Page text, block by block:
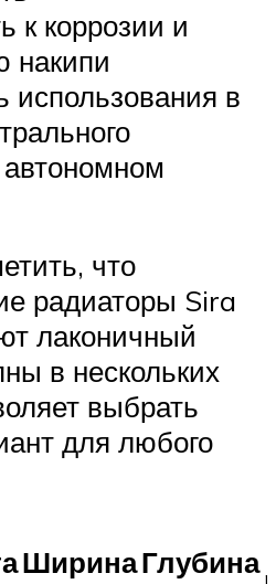
к коррозии и
накипи
использования в
что
радиаторы Sira
лаконичный
в нескольких
выбрать
для любого
ШиринаГлубина